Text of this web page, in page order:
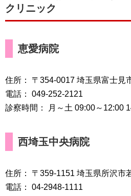
クリニック
恵愛病院
住所： 〒354-0017 埼玉県富士見
電話： 049-252-2121
診察時間： 月～土 09:00～12:00
西埼玉中央病院
住所： 〒359-1151 埼玉県所沢市
電話： 04-2948-1111